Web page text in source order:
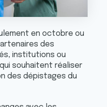
en octobre ou
des
institutions ou
souhaitent réaliser
des dépistages du